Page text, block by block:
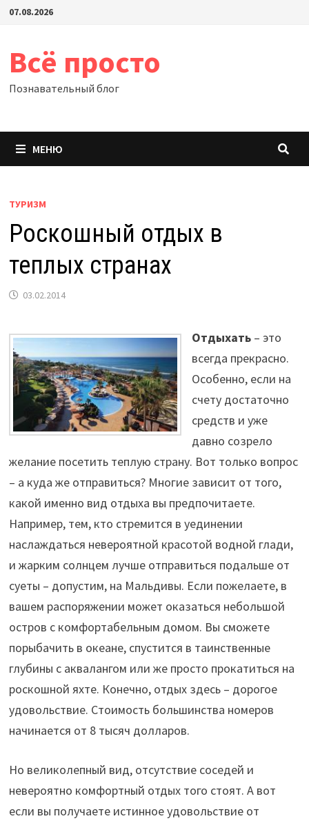
Перейти
07.08.2026
Всё просто
Познавательный блог
МЕНЮ
ТУРИЗМ
Роскошный отдых в
теплых странах
03.02.2014
Отдыхать– это
всегда прекрасно.
Особенно, если на
счету достаточно
средств и уже
давно созрело
желание посетить теплую страну. Вот только вопрос
– а куда же отправиться? Многие зависит от того,
какой именно вид отдыха вы предпочитаете.
Например, тем, кто стремится в уединении
наслаждаться невероятной красотой водной глади,
и жарким солнцем лучше отправиться подальше от
суеты – допустим, на Мальдивы. Если пожелаете, в
вашем распоряжении может оказаться небольшой
остров с комфортабельным домом. Вы сможете
порыбачить в океане, спустится в таинственные
глубины с аквалангом или же просто прокатиться на
роскошной яхте. Конечно, отдых здесь – дорогое
удовольствие. Стоимость большинства номеров
начинается от 8 тысяч долларов.
Но великолепный вид, отсутствие соседей и
невероятно комфортный отдых того стоят. А вот
если вы получаете истинное удовольствие от